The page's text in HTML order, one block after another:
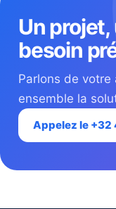
Un
besoin
Parlons de
ensemble la
Appelez le +32